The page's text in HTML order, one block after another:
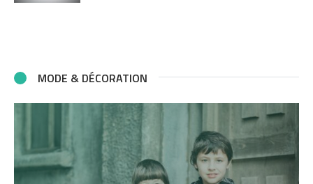
MODE & DÉCORATION